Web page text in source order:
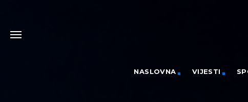
NASLOVNA VIJESTI